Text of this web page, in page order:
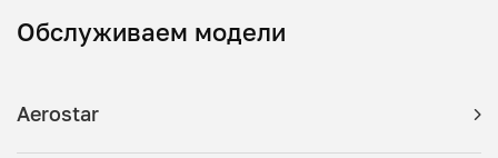
Обслуживаем модели
Aerostar